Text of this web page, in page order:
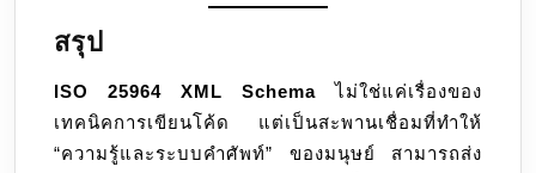
สรุป
ISO 25964 XML Schema ไม่ใช่แค่เรื่องของ
เทคนิคการเขียนโค้ด แต่เป็นสะพานเชื่อมที่ทำให้
“ความรู้และระบบคำศัพท์” ของมนุษย์ สามารถส่ง